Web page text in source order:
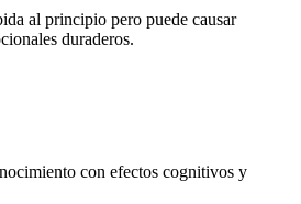
al principio pero puede causar
duraderos.
con efectos cognitivos y